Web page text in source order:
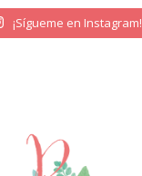
¡Sígueme en Instagram!